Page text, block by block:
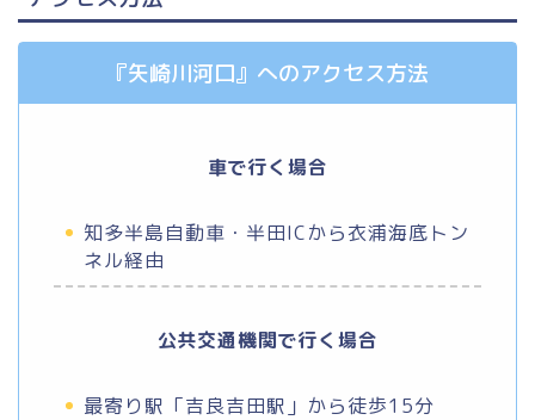
『矢崎川河口』へのアクセス方法
車で行く場合
知多半島自動車・半田ICから衣浦海底トン
ネル経由
公共交通機関で行く場合
最寄り駅「吉良吉田駅」から徒歩15分